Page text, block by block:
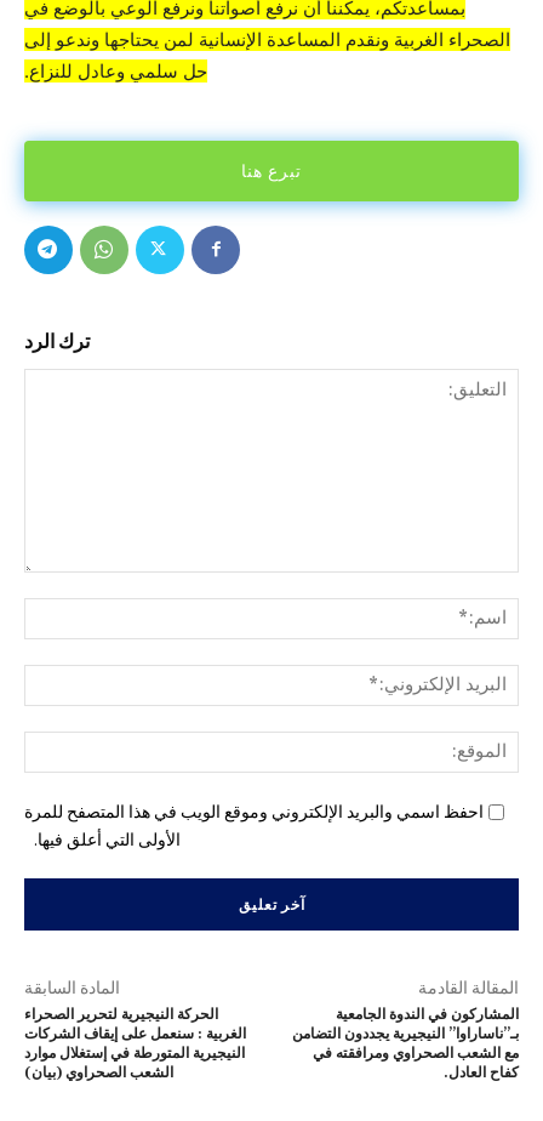
بمساعدتكم، يمكننا أن نرفع أصواتنا ونرفع الوعي بالوضع في
الصحراء الغربية ونقدم المساعدة الإنسانية لمن يحتاجها وندعو إلى
حل سلمي وعادل للنزاع.
تبرع هنا
ترك الرد
احفظ اسمي والبريد الإلكتروني وموقع الويب في هذا المتصفح للمرة
الأولى التي أعلق فيها.
المادة السابقة
الحركة النيجيرية لتحرير الصحراء
الغربية : سنعمل على إيقاف الشركات
النيجيرية المتورطة في إستغلال موارد
الشعب الصحراوي (بيان)
المقالة القادمة
المشاركون في الندوة الجامعية
بـ”ناساراوا” النيجيرية يجددون التضامن
مع الشعب الصحراوي ومرافقته في
كفاح العادل.